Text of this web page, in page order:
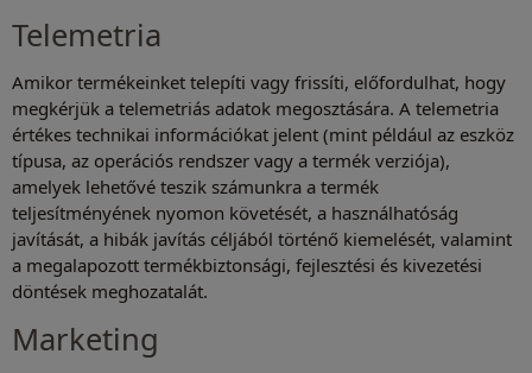
Telemetria
Amikor termékeinket telepíti vagy frissíti, előfordulhat, hogy
megkérjük a telemetriás adatok megosztására. A telemetria
értékes technikai információkat jelent (mint például az eszköz
típusa, az operációs rendszer vagy a termék verziója),
amelyek lehetővé teszik számunkra a termék
teljesítményének nyomon követését, a használhatóság
javítását, a hibák javítás céljából történő kiemelését, valamint
a megalapozott termékbiztonsági, fejlesztési és kivezetési
döntések meghozatalát.
Marketing